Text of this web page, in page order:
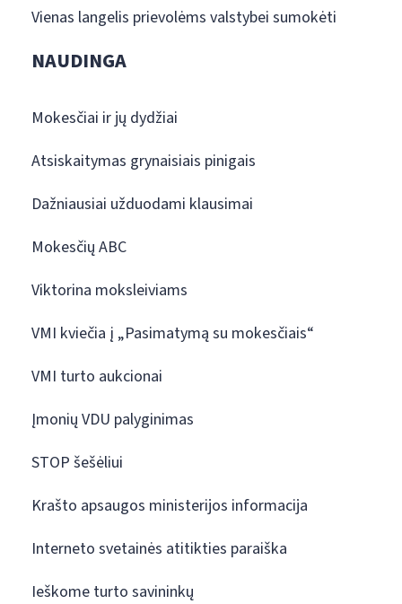
Vienas langelis prievolėms valstybei sumokėti
NAUDINGA
Mokesčiai ir jų dydžiai
Atsiskaitymas grynaisiais pinigais
Dažniausiai užduodami klausimai
Mokesčių ABC
Viktorina moksleiviams
VMI kviečia į „Pasimatymą su mokesčiais“
VMI turto aukcionai
Įmonių VDU palyginimas
STOP šešėliui
Krašto apsaugos ministerijos informacija
Interneto svetainės atitikties paraiška
Ieškome turto savininkų